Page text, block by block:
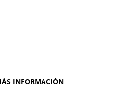
INFORMACIÓN